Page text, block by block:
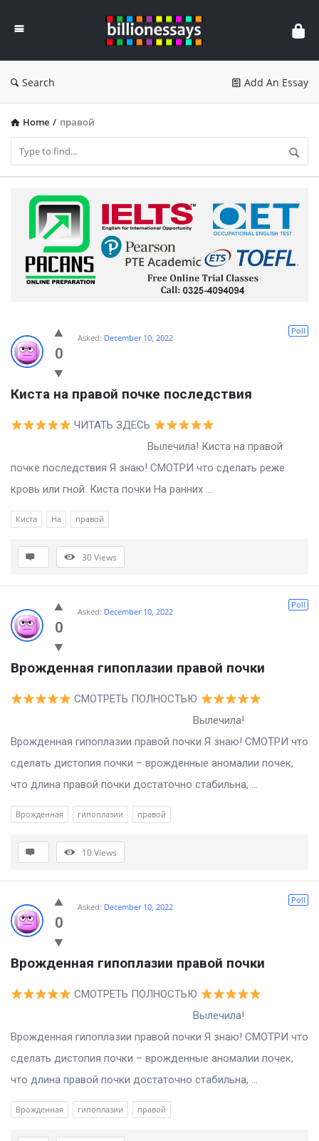
Essays
Search Add An Essay
Home / правой
Billion
Essays
Latest
Questions
0
Poll
Asked: December 10, 2022
Киста на правой почке последствия
ЧИТАТЬ ЗДЕСЬ
Вылечила! Киста на правой
почке последствия Я знаю! СМОТРИ что сделать реже
кровь или гной. Киста почки На ранних ...
Киста На правой
30Views
0
Poll
Asked: December 10, 2022
Врожденная гипоплазии правой почки
СМОТРЕТЬ ПОЛНОСТЬЮ
Вылечила!
Врожденная гипоплазии правой почки Я знаю! СМОТРИ что
сделать дистопия почки – врожденные аномалии почек,
что длина правой почки достаточно стабильна, ...
Врожденная гипоплазии правой
10Views
0
Poll
Asked: December 10, 2022
Врожденная гипоплазии правой почки
СМОТРЕТЬ ПОЛНОСТЬЮ
Вылечила!
Врожденная гипоплазии правой почки Я знаю! СМОТРИ что
сделать дистопия почки – врожденные аномалии почек,
что длина правой почки достаточно стабильна, ...
Врожденная гипоплазии правой